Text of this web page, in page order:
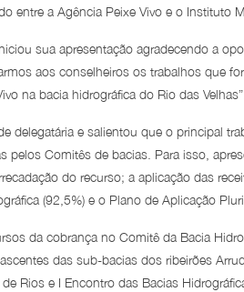
entre a Agência Peixe Vivo e o Instituto
sua apresentação agradecendo a
aos conselheiros os trabalhos que
na bacia hidrográfica do Rio das Velhas”.
delegatária e salientou que o principal
pelos Comitês de bacias. Para isso,
do recurso; a aplicação das
(92,5%) e o Plano de Aplicação
da cobrança no Comitê da Bacia
das sub-bacias dos ribeirões
Rios e I Encontro das Bacias